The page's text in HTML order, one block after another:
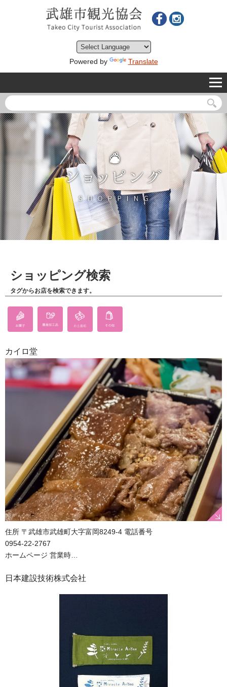
Powered by Translate
ショッピング検索
タグからお店を検索できます。
カイロ堂
住所 〒武雄市武雄町大字富岡8249-4 電話番号
0954-22-2767
ホームページ 営業時…
日本建設技術株式会社